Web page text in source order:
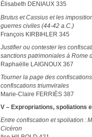
Élisabeth DENIAUX 335
Brutus et Cassius et les
guerres civiles (44-42 a.C.)
François KIRBIHLER 345
Justifier ou contester les
sanctions patrimoniales à Rome
Raphaëlle LAIGNOUX 367
Tourner la page des
confiscations triumvirales
Marie-Claire FERRIÈS 387
V – Expropriations, spoliations
Entre confiscation et spoliation :
Cicéron